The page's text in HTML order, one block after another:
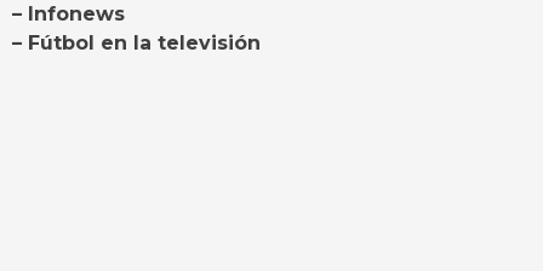
– Infonews
– Fútbol en la televisión